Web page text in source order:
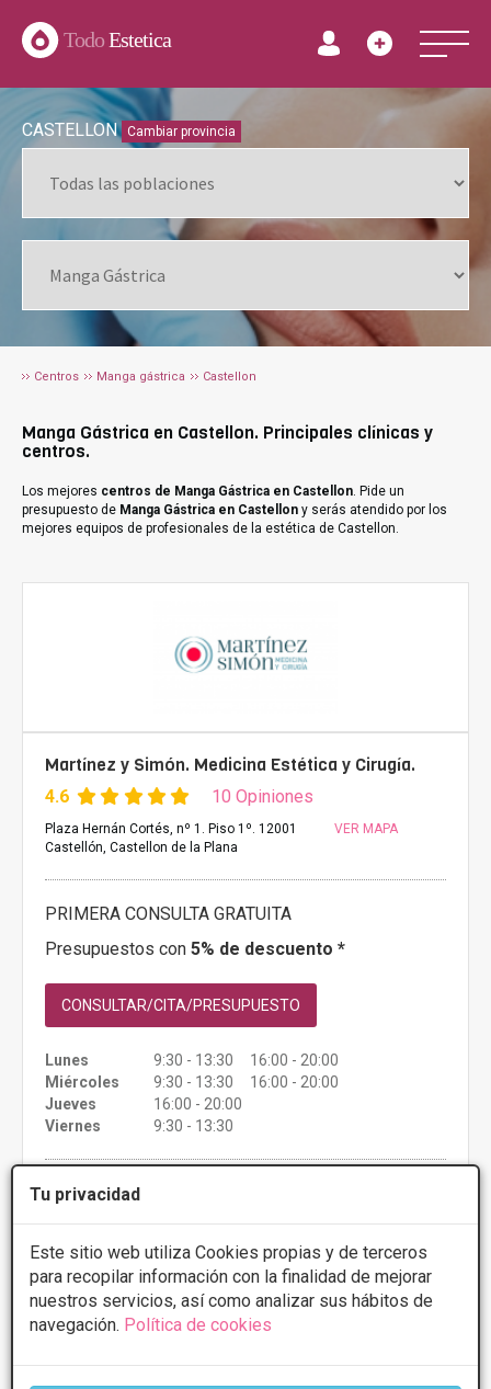
Tu privacidad
Este sitio web utiliza Cookies propias y de terceros
para recopilar información con la finalidad de mejorar
nuestros servicios, así como analizar sus hábitos de
navegación. Política de cookies
TodoEstetica
CASTELLON Cambiar provincia
Centros Manga gástrica Castellon
Manga Gástrica en Castellon. Principales clínicas y
centros.
Los mejores centros de Manga Gástrica en Castellon. Pide un
presupuesto de Manga Gástrica en Castellon y serás atendido por los
mejores equipos de profesionales de la estética de Castellon.
Martínez y Simón. Medicina Estética y Cirugía.
4.6 10 Opiniones
Plaza Hernán Cortés, nº 1. Piso 1º. 12001
Castellón, Castellon de la Plana
VER MAPA
PRIMERA CONSULTA GRATUITA
Presupuestos con 5% de descuento *
CONSULTAR/CITA/PRESUPUESTO
Lunes
9:30 - 13:30 16:00 - 20:00
Miércoles
9:30 - 13:30 16:00 - 20:00
Jueves
16:00 - 20:00
Viernes
9:30 - 13:30
Más información
1 de 1